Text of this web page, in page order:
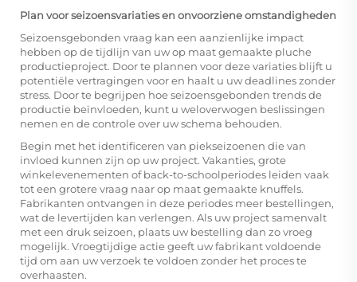
Plan voor seizoensvariaties en onvoorziene omstandigheden
Seizoensgebonden vraag kan een aanzienlijke impact
hebben op de tijdlijn van uw op maat gemaakte pluche
productieproject. Door te plannen voor deze variaties blijft u
potentiële vertragingen voor en haalt u uw deadlines zonder
stress. Door te begrijpen hoe seizoensgebonden trends de
productie beïnvloeden, kunt u weloverwogen beslissingen
nemen en de controle over uw schema behouden.
Begin met het identificeren van piekseizoenen die van
invloed kunnen zijn op uw project. Vakanties, grote
winkelevenementen of back-to-schoolperiodes leiden vaak
tot een grotere vraag naar op maat gemaakte knuffels.
Fabrikanten ontvangen in deze periodes meer bestellingen,
wat de levertijden kan verlengen. Als uw project samenvalt
met een druk seizoen, plaats uw bestelling dan zo vroeg
mogelijk. Vroegtijdige actie geeft uw fabrikant voldoende
tijd om aan uw verzoek te voldoen zonder het proces te
overhaasten.